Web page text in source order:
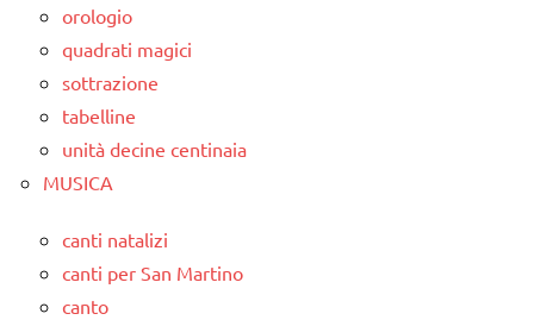
orologio
quadrati magici
sottrazione
tabelline
unità decine centinaia
MUSICA
canti natalizi
canti per San Martino
canto